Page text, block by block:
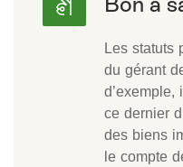
Les statuts
du gérant
d’exemple,
ce dernier
des biens
le compte